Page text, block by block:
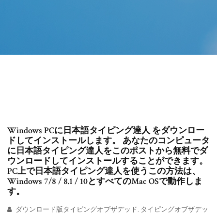
Windows PCに日本語タイピング達人 をダウンロー
ドしてインストールします。 あなたのコンピュータ
に日本語タイピング達人をこのポストから無料でダ
ウンロードしてインストールすることができます。
PC上で日本語タイピング達人を使うこの方法は、
Windows 7/8 / 8.1 / 10とすべてのMac OSで動作しま
す。
ダウンロード版タイピングオブザデッド. タイピングオブザデッ